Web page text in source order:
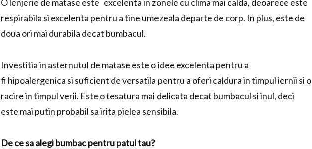
respirabila si excelenta pentru a tine umezeala departe de corp. In plus, este de
doua ori mai durabila decat bumbacul.
Investitia in asternutul de matase este o idee excelenta pentru a
fi hipoalergenica si suficient de versatila pentru a oferi caldura in timpul iernii si o
racire in timpul verii. Este o tesatura mai delicata decat bumbacul si inul, deci
este mai putin probabil sa irita pielea sensibila.
De ce sa alegi bumbac pentru patul tau?